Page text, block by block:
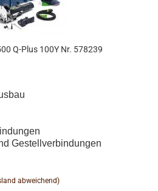
Q-Plus 100Y Nr. 578239
Gestellverbindungen
abweichend)